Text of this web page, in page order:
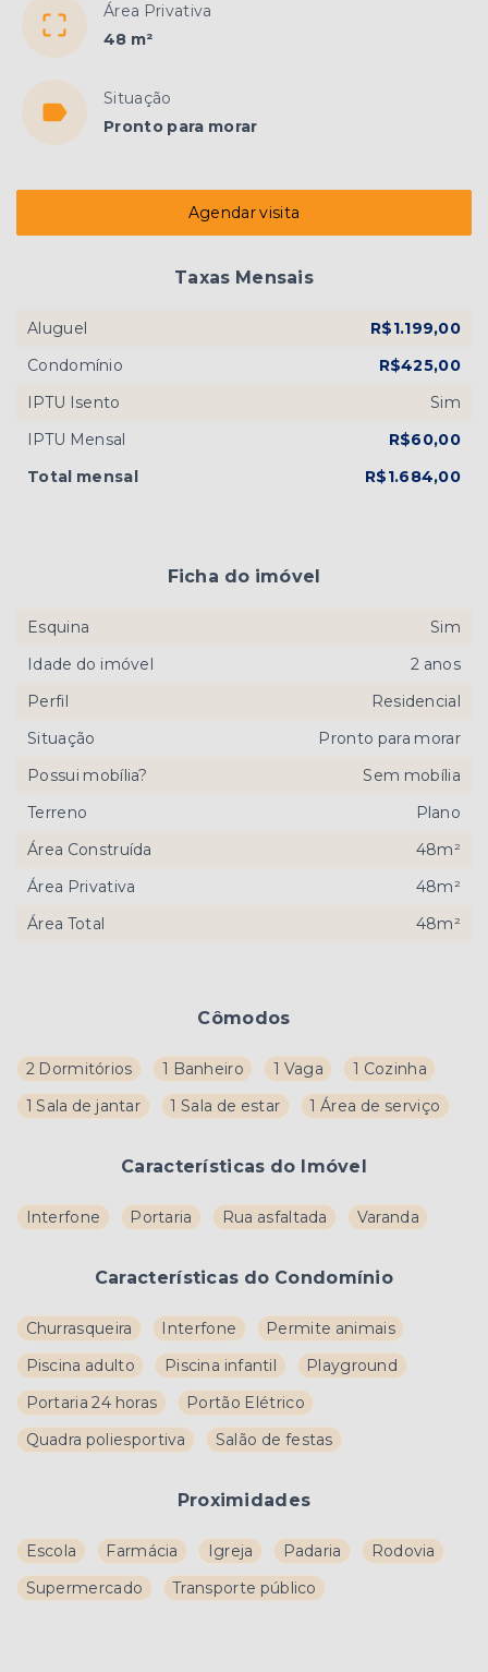
Área Privativa
48 m²
Situação
Pronto para morar
Cômodos
2 Dormitórios 1 Banheiro 1 Vaga
1 Cozinha
1 Sala de jantar
1 Sala de estar 1 Área de serviço
Características do Imóvel
Interfone Portaria Rua asfaltada Varanda
Características do Condomínio
Churrasqueira Interfone
Permite animais
Piscina adulto
Piscina infantil
Playground
Portaria 24 horas
Portão Elétrico
Quadra poliesportiva
Salão de festas
Proximidades
Escola Farmácia Igreja Padaria
Rodovia
Supermercado
Transporte público
Agendar visita
Taxas Mensais
Aluguel
R$1.199,00
Condomínio
R$425,00
IPTU Isento
Sim
IPTU Mensal
R$60,00
Total mensal
R$1.684,00
Ficha do imóvel
Esquina
Sim
Idade do imóvel
2 anos
Perfil
Residencial
Situação
Pronto para morar
Possui mobília?
Sem mobília
Terreno
Plano
Área Construída
48m²
Área Privativa
48m²
Área Total
48m²